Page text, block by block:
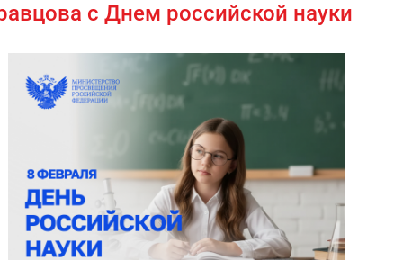
с Днем российской науки